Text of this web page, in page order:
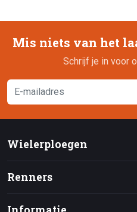
Mis niets van het
Schrijf je in voor
Wielerploegen
Renners